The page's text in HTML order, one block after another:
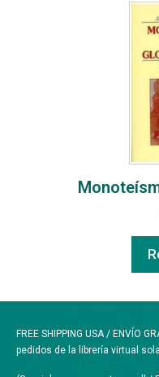
FREE SHIPPING USA / ENVÍO
pedidos de la librería virtual